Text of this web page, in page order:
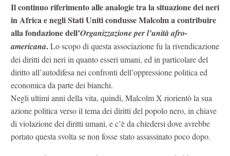
Il continuo riferimento alle analogie tra la situazione dei neri
in Africa e negli Stati Uniti condusse Malcolm a contribuire
alla fondazione dell’Organizzazione per l’unità afro-
americana.Lo scopo di questa associazione fu la rivendicazione
dei diritti dei neri in quanto esseri umani, ed in particolare del
diritto all’autodifesa nei confronti dell’oppressione politica ed
economica da parte dei bianchi.
Negli ultimi anni della vita, quindi, Malcolm X riorientò la sua
azione politica verso il tema dei diritti del popolo nero, in chiave
di violazione dei diritti umani, e c’è da chiedersi dove avrebbe
portato questa svolta se non fosse stato assassinato poco dopo.